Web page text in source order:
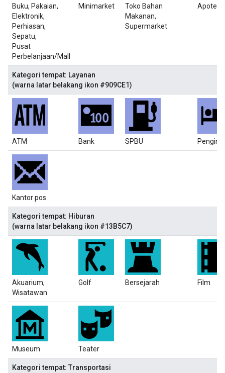
Buku, Pakaian,
Elektronik,
Perhiasan,
Sepatu,
Pusat
Perbelanjaan/Mall
Minimarket
Toko Bahan
Makanan,
Supermarket
Apotek
Kategori tempat: Layanan
(warna latar belakang ikon #909CE1)
ATM Bank SPBU
Kantor pos
Kategori tempat: Hiburan
(warna latar belakang ikon #13B5C7)
Akuarium,
Wisatawan
Golf Bersejarah Film
Museum Teater
Kategori tempat: Transportasi